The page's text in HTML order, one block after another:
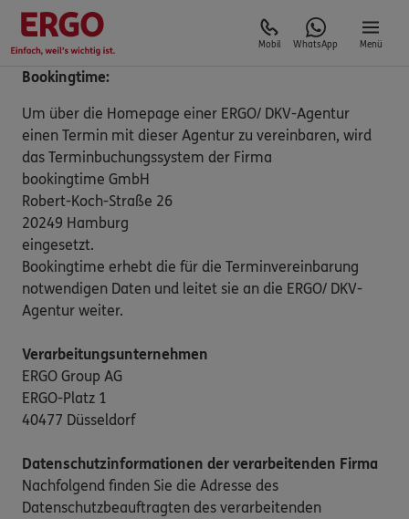
Mobil WhatsApp Menü
Bookingtime:
Um über die Homepage einer ERGO/ DKV-Agentur
einen Termin mit dieser Agentur zu vereinbaren, wird
das Terminbuchungssystem der Firma
bookingtime GmbH
Robert-Koch-Straße 26
20249 Hamburg
eingesetzt.
Bookingtime erhebt die für die Terminvereinbarung
notwendigen Daten und leitet sie an die ERGO/ DKV-
Agentur weiter.
Verarbeitungsunternehmen
ERGO Group AG
ERGO-Platz 1
40477 Düsseldorf
Datenschutzinformationen der verarbeitenden Firma
Nachfolgend finden Sie die Adresse des
Datenschutzbeauftragten des verarbeitenden